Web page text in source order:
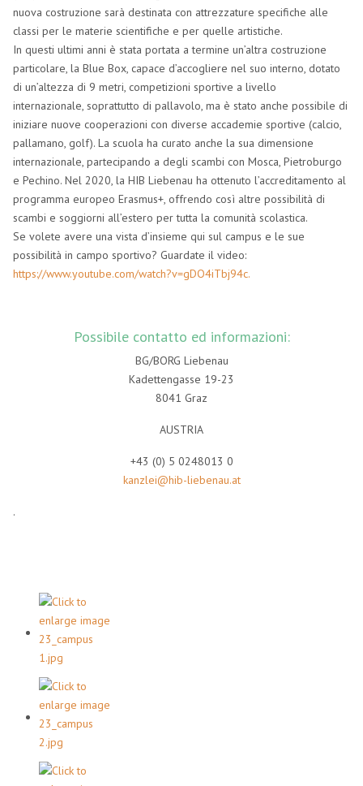
nuova costruzione sarà destinata con attrezzature specifiche alle
classi per le materie scientifiche e per quelle artistiche.
In questi ultimi anni è stata portata a termine un’altra costruzione
particolare, la Blue Box, capace d’accogliere nel suo interno, dotato
di un’altezza di 9 metri, competizioni sportive a livello
internazionale, soprattutto di pallavolo, ma è stato anche possibile di
iniziare nuove cooperazioni con diverse accademie sportive (calcio,
pallamano, golf). La scuola ha curato anche la sua dimensione
internazionale, partecipando a degli scambi con Mosca, Pietroburgo
e Pechino. Nel 2020, la HIB Liebenau ha ottenuto l’accreditamento al
programma europeo Erasmus+, offrendo così altre possibilità di
scambi e soggiorni all’estero per tutta la comunità scolastica.
Se volete avere una vista d’insieme qui sul campus e le sue
possibilità in campo sportivo? Guardate il video:
https://www.youtube.com/watch?v=gDO4iTbj94c.
Possibile contatto ed informazioni:
BG/BORG Liebenau
Kadettengasse 19-23
8041 Graz
AUSTRIA
+43 (0) 5 0248013 0
kanzlei@hib-liebenau.at
.